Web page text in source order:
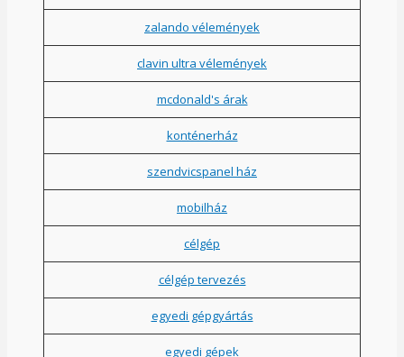
zalando vélemények
clavin ultra vélemények
mcdonald's árak
konténerház
szendvicspanel ház
mobilház
célgép
célgép tervezés
egyedi gépgyártás
egyedi gépek